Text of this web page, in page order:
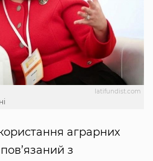
latifundist.com
аграрних
з